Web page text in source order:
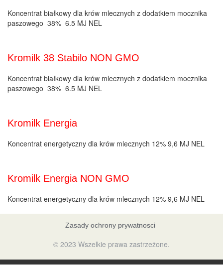
Koncentrat białkowy dla krów mlecznych z dodatkiem mocznika
paszowego 38% 6.5 MJ NEL
Kromilk 38 Stabilo NON GMO
Koncentrat białkowy dla krów mlecznych z dodatkiem mocznika
paszowego 38% 6.5 MJ NEL
Kromilk Energia
Koncentrat energetyczny dla krów mlecznych 12% 9,6 MJ NEL
Kromilk Energia NON GMO
Koncentrat energetyczny dla krów mlecznych 12% 9,6 MJ NEL
Zasady ochrony prywatnosci
© 2023 Wszelkie prawa zastrzeżone.